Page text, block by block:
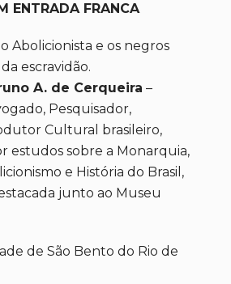
ENTRADA FRANCA
Abolicionista e os negros
escravidão.
A. de Cerqueira –
Pesquisador,
Cultural brasileiro,
estudos sobre a Monarquia,
e História do Brasil,
junto ao Museu
de São Bento do Rio de